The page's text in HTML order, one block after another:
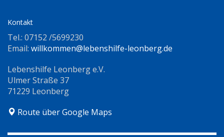
Kontakt
Tel.: 07152 /5699230
Email: willkommen@lebenshilfe-leonberg.de
Lebenshilfe Leonberg e.V.
Ulmer Straße 37
71229 Leonberg
Route über Google Maps